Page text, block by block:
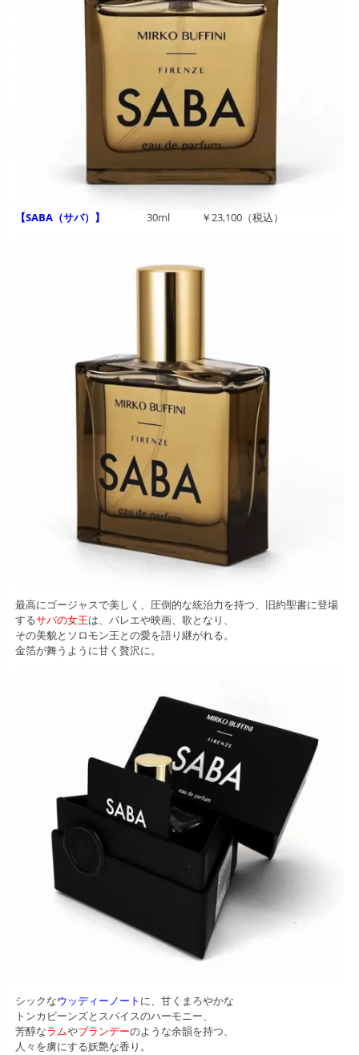
【SABA（サバ）】 30ml ￥23,100（税込）
最高にゴージャスで美しく、圧倒的な統治力を持つ、旧約聖書に登場
するサバの女王は、バレエや映画、歌となり、
その美貌とソロモン王との愛を語り継がれる。
金箔が舞うように甘く贅沢に。
シックなウッディーノート に、甘くまろやかな
トンカビーンズとスパイスのハーモニー、
芳醇なラムやブランデーのような余韻を持つ、
人々を虜にする妖艶な香り。